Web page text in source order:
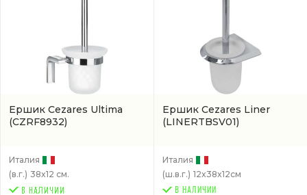
Ершик Cezares Ultima
(CZRF8932)
Италия
(в.г.) 38x12 см.
Ершик Cezares Liner
(LINERTBSV01)
Италия
(ш.в.г.) 12x38x12см
В НАЛИЧИИ